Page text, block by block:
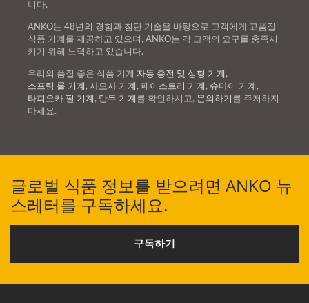
니다.
ANKO는 48년의 경험과 첨단 기술을 바탕으로 고객에게 고품질
식품 기계를 제공하고 있으며, ANKO는 각 고객의 요구를 충족시
키기 위해 노력하고 있습니다.
우리의 품질 좋은 식품 기계 자동 충전 및 성형 기계 ,
스프링 롤 기계 , 사모사 기계 , 페이스트리 기계 , 슈마이 기계 ,
타피오카 펄 기계 , 만두 기계 를 확인하시고, 문의하기 를 주저하지
마세요.
글로벌 식품 정보를 받으려면 ANKO 뉴
스레터를 구독하세요.
구독하기